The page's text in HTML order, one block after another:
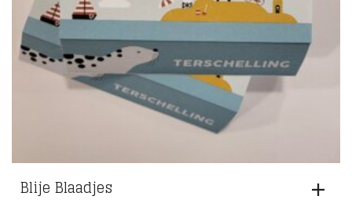
Blije Blaadjes